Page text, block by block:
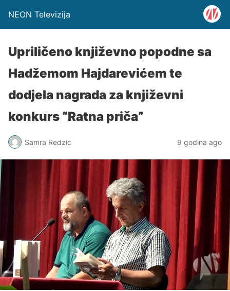
NEON Televizija
Upriličeno književno popodne sa
Hadžemom Hajdarevićem te
dodjela nagrada za književni
konkurs “Ratna priča”
Samra Redzic 9 godina ago